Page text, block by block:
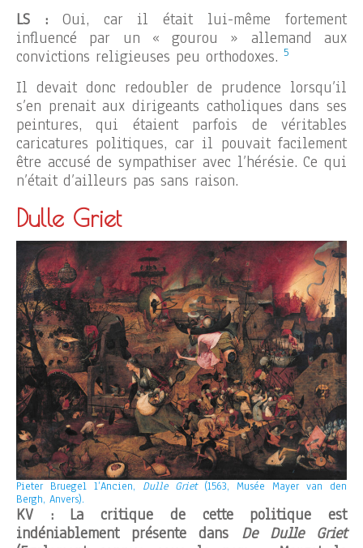
LS : Oui, car il était lui-même fortement
influencé par un « gourou » allemand aux
convictions religieuses peu orthodoxes. 5
Il devait donc redoubler de prudence lorsqu’il
s’en prenait aux dirigeants catholiques dans ses
peintures, qui étaient parfois de véritables
caricatures politiques, car il pouvait facilement
être accusé de sympathiser avec l’hérésie. Ce qui
n’était d’ailleurs pas sans raison.
Dulle Griet
Pieter Bruegel l’Ancien, Dulle Griet (1563, Musée Mayer van den
Bergh, Anvers).
KV : La critique de cette politique est
indéniablement présente dans De Dulle Griet